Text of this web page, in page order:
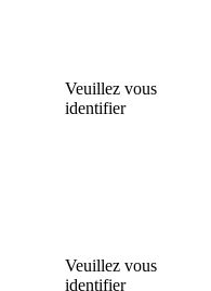
Veuillez vous
identifier
Veuillez vous
identifier